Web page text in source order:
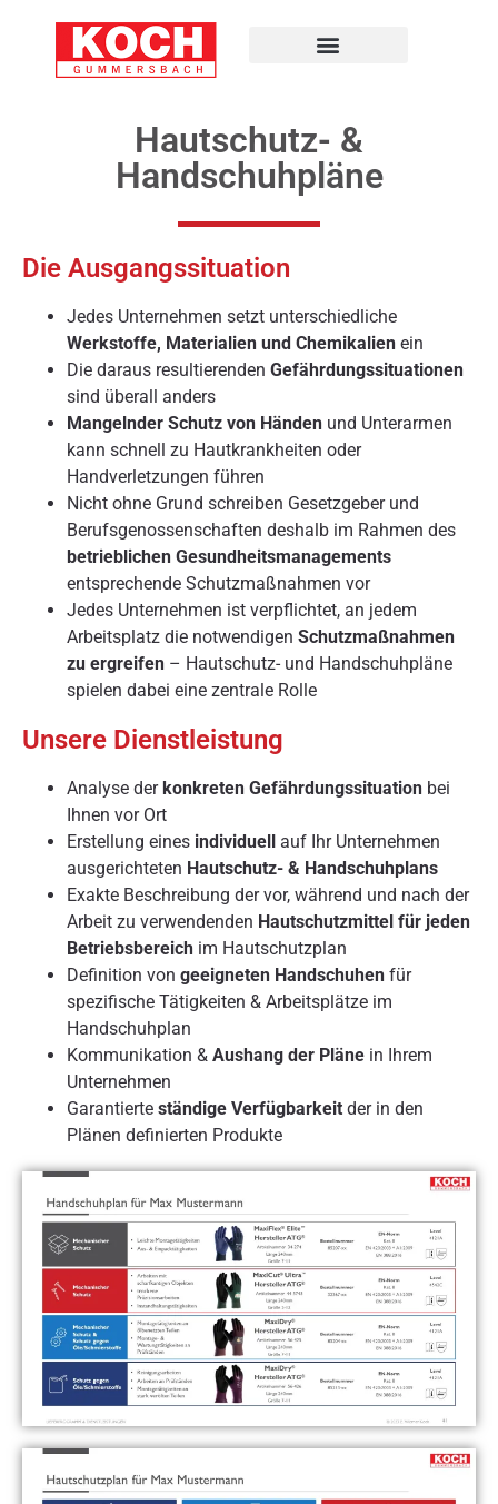
Hautschutz- &
Handschuhpläne
Die Ausgangssituation
Jedes Unternehmen setzt unterschiedliche
Werkstoffe, Materialien und Chemikalien ein
Die daraus resultierenden Gefährdungssituationen
sind überall anders
Mangelnder Schutz von Händen und Unterarmen
kann schnell zu Hautkrankheiten oder
Handverletzungen führen
Nicht ohne Grund schreiben Gesetzgeber und
Berufsgenossenschaften deshalb im Rahmen des
betrieblichen Gesundheitsmanagements
entsprechende Schutzmaßnahmen vor
Jedes Unternehmen ist verpflichtet, an jedem
Arbeitsplatz die notwendigen Schutzmaßnahmen
zu ergreifen – Hautschutz- und Handschuhpläne
spielen dabei eine zentrale Rolle
Unsere Dienstleistung
Analyse derkonkreten Gefährdungssituation bei
Ihnen vor Ort
Erstellung eines individuell auf Ihr Unternehmen
ausgerichteten Hautschutz- & Handschuhplans
Exakte Beschreibung der vor, während und nach der
Arbeit zu verwendenden Hautschutzmittel für jeden
Betriebsbereich im Hautschutzplan
Definition von geeigneten Handschuhen für
spezifische Tätigkeiten & Arbeitsplätze im
Handschuhplan
Kommunikation & Aushang der Pläne in Ihrem
Unternehmen
Garantierte ständige Verfügbarkeit der in den
Plänen definierten Produkte